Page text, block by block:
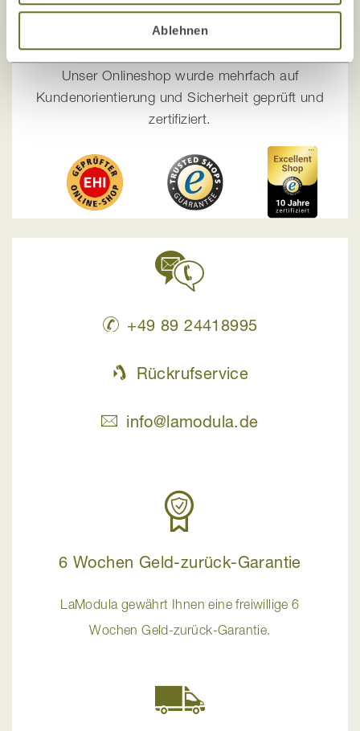
Ablehnen
Ihre Sicherheit liegt uns am Herzen!
Die Zufriedenheit unserer Kunden, Sicherheit
und Transparenzstehen bei uns an erster Stelle!
Unser Onlineshop wurde mehrfach auf
Kundenorientierung und Sicherheit geprüft und
zertifiziert.
+49 89 24418995
Rückrufservice
info@lamodula.de
6 Wochen Geld-zurück-Garantie
LaModula gewährt Ihnen eine freiwillige 6
Wochen Geld-zurück-Garantie.